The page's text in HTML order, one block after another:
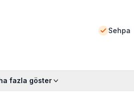
Sehpa
fazla göster